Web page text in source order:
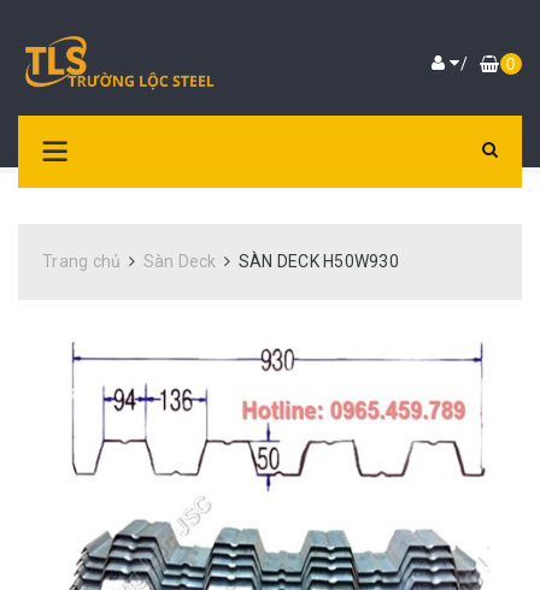
/ 0
Trang chủ Sàn Deck SÀN DECK H50W930